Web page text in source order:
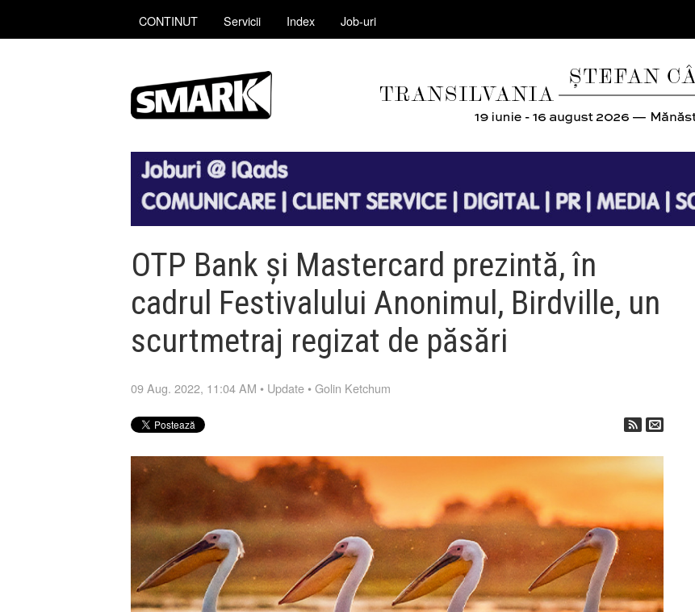
CONTINUT Servicii Index Job-uri
OTP Bank și Mastercard prezintă, în
cadrul Festivalului Anonimul, Birdville, un
scurtmetraj regizat de păsări
09 Aug. 2022, 11:04 AM • Update •Golin Ketchum